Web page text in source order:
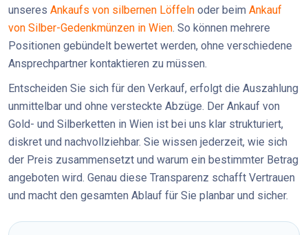
unseres Ankaufs von silbernen Löffeln oder beim Ankauf
von Silber-Gedenkmünzen in Wien. So können mehrere
Positionen gebündelt bewertet werden, ohne verschiedene
Ansprechpartner kontaktieren zu müssen.
Entscheiden Sie sich für den Verkauf, erfolgt die Auszahlung
unmittelbar und ohne versteckte Abzüge. Der Ankauf von
Gold- und Silberketten in Wien ist bei uns klar strukturiert,
diskret und nachvollziehbar. Sie wissen jederzeit, wie sich
der Preis zusammensetzt und warum ein bestimmter Betrag
angeboten wird. Genau diese Transparenz schafft Vertrauen
und macht den gesamten Ablauf für Sie planbar und sicher.